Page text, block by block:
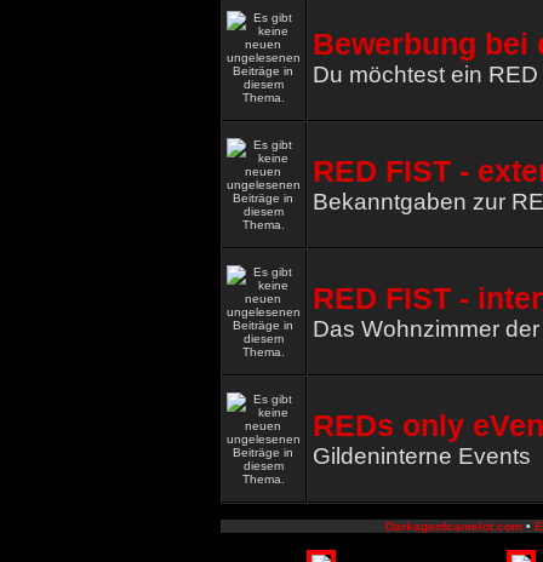
Bewerbung bei
Du möchtest ein
RED FIST -
Bekanntgaben zur
RED FIST -
Das Wohnzimmer
REDs only
Gildeninterne Events
Darkageofcamelot.com •